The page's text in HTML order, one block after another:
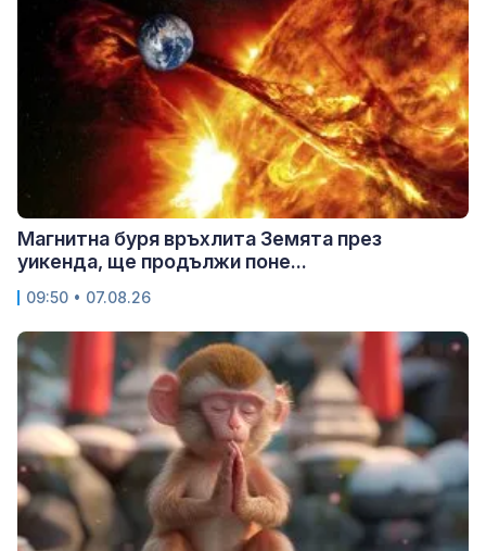
Магнитна буря връхлита Земята през
уикенда, ще продължи поне...
09:50 • 07.08.26